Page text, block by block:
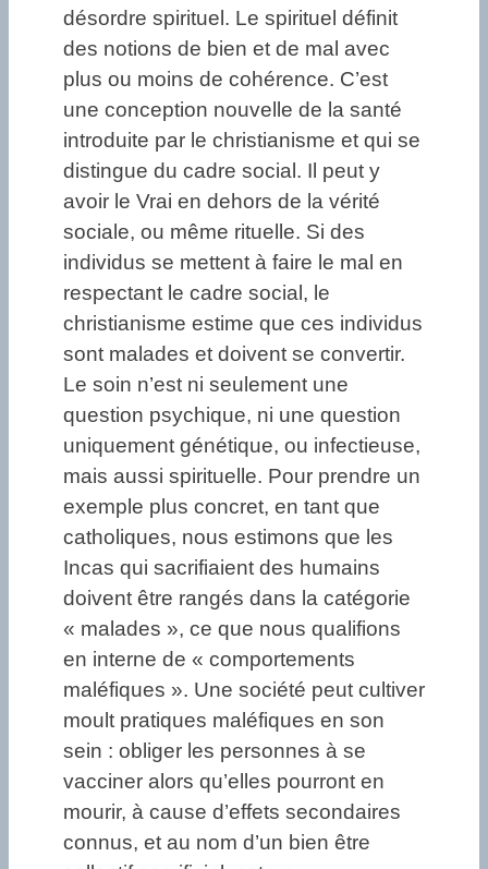
désordre spirituel. Le spirituel définit
des notions de bien et de mal avec
plus ou moins de cohérence. C’est
une conception nouvelle de la santé
introduite par le christianisme et qui se
distingue du cadre social. Il peut y
avoir le Vrai en dehors de la vérité
sociale, ou même rituelle. Si des
individus se mettent à faire le mal en
respectant le cadre social, le
christianisme estime que ces individus
sont malades et doivent se convertir.
Le soin n’est ni seulement une
question psychique, ni une question
uniquement génétique, ou infectieuse,
mais aussi spirituelle. Pour prendre un
exemple plus concret, en tant que
catholiques, nous estimons que les
Incas qui sacrifiaient des humains
doivent être rangés dans la catégorie
« malades », ce que nous qualifions
en interne de « comportements
maléfiques ». Une société peut cultiver
moult pratiques maléfiques en son
sein : obliger les personnes à se
vacciner alors qu’elles pourront en
mourir, à cause d’effets secondaires
connus, et au nom d’un bien être